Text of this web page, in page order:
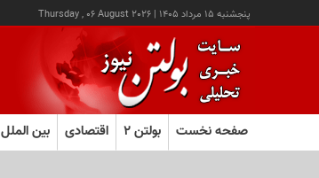
پنجشنبه ۱۵ مرداد ۱۴۰۵ |
Thursday , 06 August 2026
صفحه نخست بولتن ۲ اقتصادی بین الملل